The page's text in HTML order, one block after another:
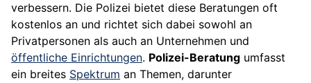
verbessern. Die Polizei bietet diese Beratungen oft
kostenlos an und richtet sich dabei sowohl an
Privatpersonen als auch an Unternehmen und
öffentliche Einrichtungen. Polizei-Beratung umfasst
ein breites Spektrum an Themen, darunter